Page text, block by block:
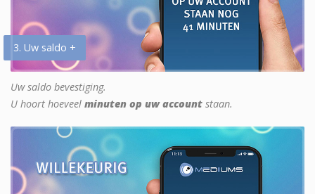
3. Uw saldo +
Uw saldo bevestiging.
U hoort hoeveel minuten op uw account staan.